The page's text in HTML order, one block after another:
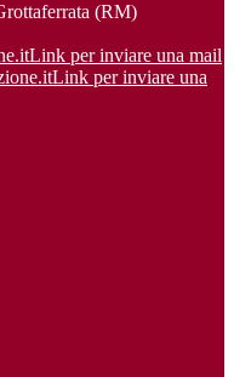
(RM)
Link per inviare una mail
Link per inviare una